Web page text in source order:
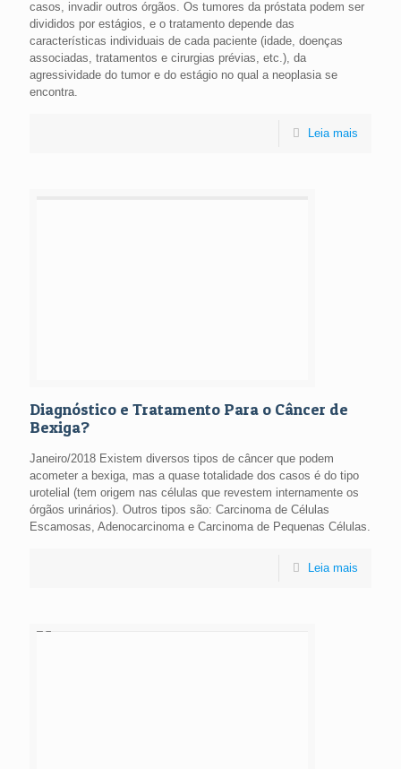
casos, invadir outros órgãos. Os tumores da próstata podem ser
divididos por estágios, e o tratamento depende das
características individuais de cada paciente (idade, doenças
associadas, tratamentos e cirurgias prévias, etc.), da
agressividade do tumor e do estágio no qual a neoplasia se
encontra.
Leia mais
Diagnóstico e Tratamento Para o Câncer de
Bexiga?
Janeiro/2018 Existem diversos tipos de câncer que podem
acometer a bexiga, mas a quase totalidade dos casos é do tipo
urotelial (tem origem nas células que revestem internamente os
órgãos urinários). Outros tipos são: Carcinoma de Células
Escamosas, Adenocarcinoma e Carcinoma de Pequenas Células.
Leia mais